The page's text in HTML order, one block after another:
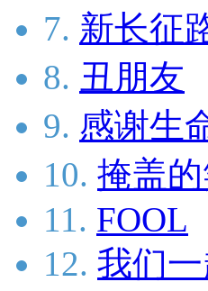
7. 新长征
8. 丑朋友
9. 感谢生
10. 掩盖
11. FOOL
12. 我们